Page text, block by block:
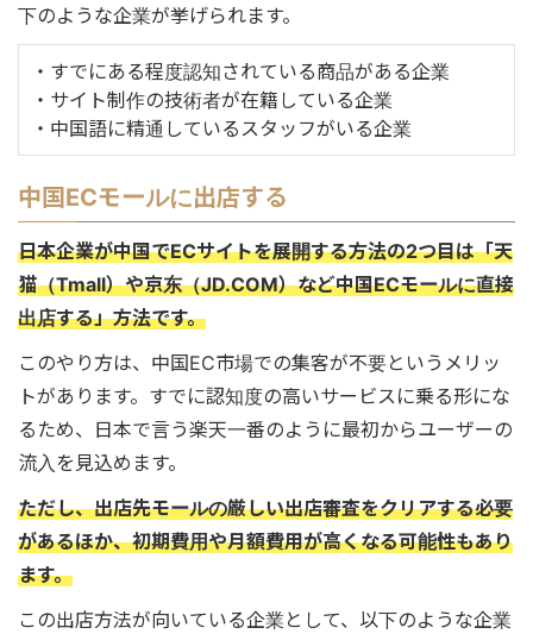
下のような企業が挙げられます。
・すでにある程度認知されている商品がある企業
・サイト制作の技術者が在籍している企業
・中国語に精通しているスタッフがいる企業
中国ECモールに出店する
日本企業が中国でECサイトを展開する方法の2つ目は「天
猫（Tmall）や京东（JD.COM）など中国ECモールに直接
出店する」方法です。
このやり方は、中国EC市場での集客が不要というメリッ
トがあります。すでに認知度の高いサービスに乗る形にな
るため、日本で言う楽天一番のように最初からユーザーの
流入を見込めます。
ただし、出店先モールの厳しい出店審査をクリアする必要
があるほか、初期費用や月額費用が高くなる可能性もあり
ます。
この出店方法が向いている企業として、以下のような企業